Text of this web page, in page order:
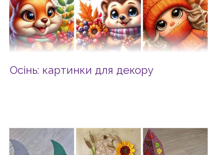
Осінь: картинки для декору